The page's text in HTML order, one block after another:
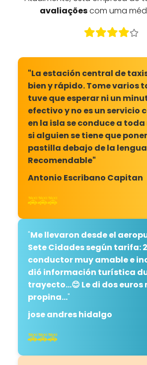
avaliaçõescom uma
"La estación central de
bien y rápido. Tome varios
tuve que esperar ni un
efectivo y no es un servicio
en la isla se conduce a toda
si alguien se tiene que
pastilla debajo de la
Recomendable"
Antonio Escribano Capitan
🚕🚕🚕
"Me llevaron desde el
Sete Cidades según tarifa:
conductor muy amable e
dió información turística
trayecto...😊 Le di dos euros
propina…"
jose andres hidalgo
🚕🚕🚕